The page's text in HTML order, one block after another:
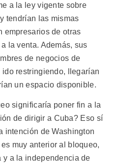
a la ley vigente sobre
tendrían las mismas
empresarios de otras
la venta. Además, sus
de negocios de
restringiendo, llegarían
un espacio disponible.
significaría poner fin a la
de dirigir a Cuba? Eso sí
intención de Washington
muy anterior al bloqueo,
a la independencia de